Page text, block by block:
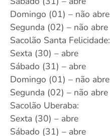
Domingo (01) – não abre
Segunda (02) – não abre
Sacolão Santa Felicidade:
Sexta (30) – abre
Sábado (31) – abre
Domingo (01) – não abre
Segunda (02) – não abre
Sacolão Uberaba:
Sexta (30) – abre
Sábado (31) – abre